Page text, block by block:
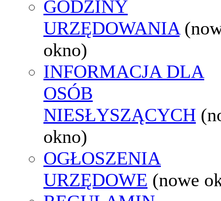
GODZINY
URZĘDOWANIA
okno)
INFORMACJA DLA
OSÓB
NIESŁYSZĄCYCH
okno)
OGŁOSZENIA
URZĘDOWE (nowe